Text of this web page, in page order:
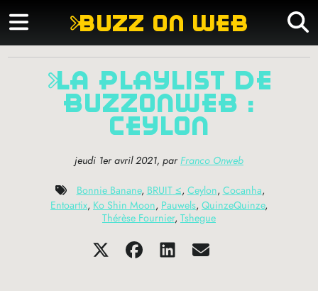
buzz on web
la playlist de
buzzonweb :
ceylon
jeudi 1er avril 2021, parFranco Onweb
Bonnie Banane, BRUIT≤, Ceylon, Cocanha,
Entoartix, Ko Shin Moon, Pauwels, QuinzeQuinze,
Thérèse Fournier, Tshegue